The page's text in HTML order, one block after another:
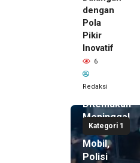
dengan
Pola
Pikir
Inovatif
6
Redaksi
Kategori 1
1 hari lalu
Pemilik
Royal
Phone
Ditemukan
Meninggal
di Dalam
Mobil,
Polisi